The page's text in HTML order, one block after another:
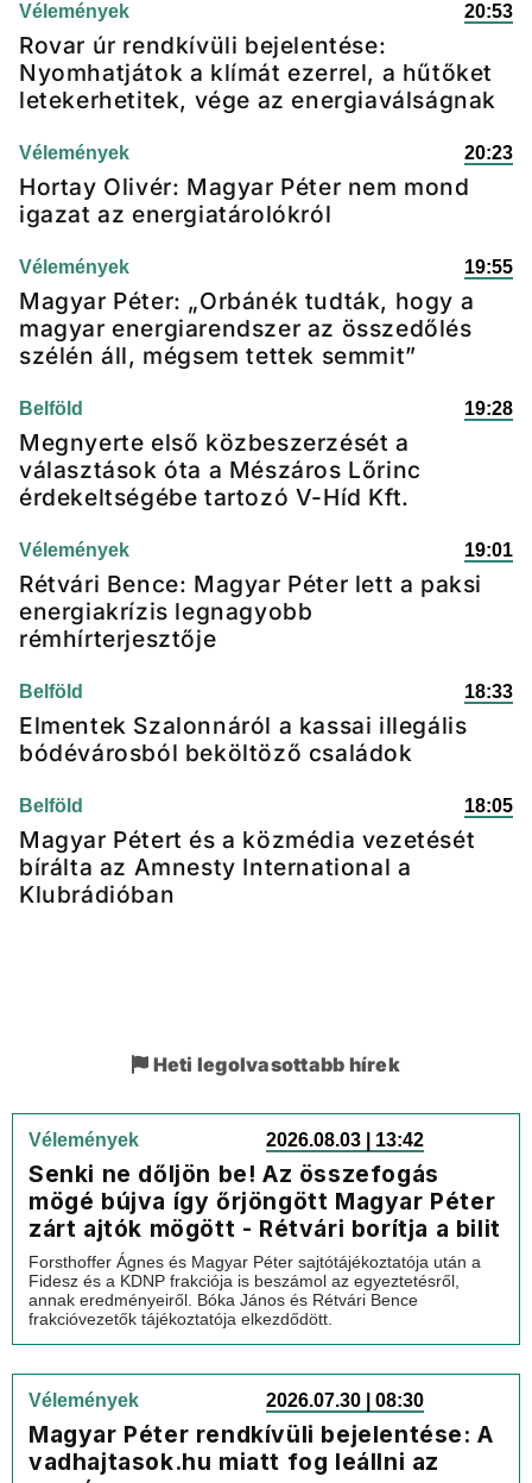
Vélemények 20:53
Rovar úr rendkívüli bejelentése:
Nyomhatjátok a klímát ezerrel, a hűtőket
letekerhetitek, vége az energiaválságnak
Vélemények 20:23
Hortay Olivér: Magyar Péter nem mond
igazat az energiatárolókról
Vélemények 19:55
Magyar Péter: „Orbánék tudták, hogy a
magyar energiarendszer az összedőlés
szélén áll, mégsem tettek semmit”
Belföld 19:28
Megnyerte első közbeszerzését a
választások óta a Mészáros Lőrinc
érdekeltségébe tartozó V-Híd Kft.
Vélemények 19:01
Rétvári Bence: Magyar Péter lett a paksi
energiakrízis legnagyobb
rémhírterjesztője
Belföld 18:33
Elmentek Szalonnáról a kassai illegális
bódévárosból beköltöző családok
Belföld 18:05
Magyar Pétert és a közmédia vezetését
bírálta az Amnesty International a
Klubrádióban
Heti legolvasottabb hírek
Vélemények 2026.08.03 | 13:42
Senki ne dőljön be! Az összefogás
mögé bújva így őrjöngött Magyar Péter
zárt ajtók mögött - Rétvári borítja a bilit
Forsthoffer Ágnes és Magyar Péter sajtótájékoztatója után a
Fidesz és a KDNP frakciója is beszámol az egyeztetésről,
annak eredményeiről. Bóka János és Rétvári Bence
frakcióvezetők tájékoztatója elkezdődött.
Vélemények 2026.07.30 | 08:30
Magyar Péter rendkívüli bejelentése: A
vadhajtasok.hu miatt fog leállni az